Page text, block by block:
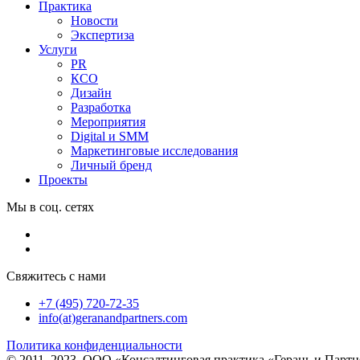
Практика
Новости
Экспертиза
Услуги
PR
КСО
Дизайн
Разработка
Мероприятия
Digital и SMM
Маркетинговые исследования
Личный бренд
Проекты
Мы в соц. сетях
Свяжитесь с нами
+7 (495) 720-72-35
info(at)geranandpartners.com
Политика конфиденциальности